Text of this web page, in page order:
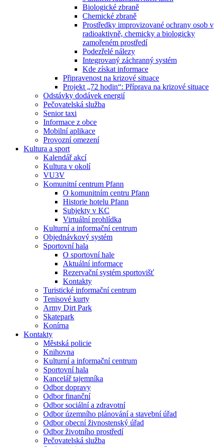
Biologické zbraně
Chemické zbraně
Prostředky improvizované ochrany osob v
radioaktivně, chemicky a biologicky
zamořeném prostředí
Podezřelé nálezy
Integrovaný záchranný systém
Kde získat informace
Připravenost na krizové situace
Projekt „72 hodin“: Příprava na krizové situace
Odstávky dodávek energií
Pečovatelská služba
Senior taxi
Informace z obce
Mobilní aplikace
Provozní omezení
Kultura a sport
Kalendář akcí
Kultura v okolí
VU3V
Komunitní centrum Pfann
O komunitním centru Pfann
Historie hotelu Pfann
Subjekty v KC
Virtuální prohlídka
Kulturní a informační centrum
Objednávkový systém
Sportovní hala
O sportovní hale
Aktuální informace
Rezervační systém sportovišť
Kontakty
Turistické informační centrum
Tenisové kurty
Army Dirt Park
Skatepark
Konírna
Kontakty
Městská policie
Knihovna
Kulturní a informační centrum
Sportovní hala
Kancelář tajemníka
Odbor dopravy
Odbor finanční
Odbor sociální a zdravotní
Odbor územního plánování a stavební úřad
Odbor obecní živnostenský úřad
Odbor životního prostředí
Pečovatelská služba